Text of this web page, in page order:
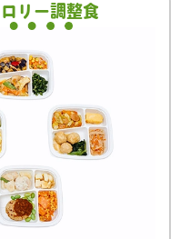
リー調整食